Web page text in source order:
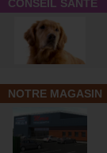
CONSEIL SANTÉ
NOTRE MAGASIN